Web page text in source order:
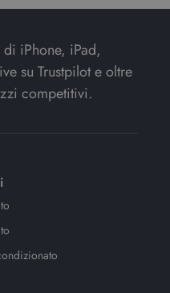
iPhone, iPad,
su Trustpilot e oltre
competitivi.